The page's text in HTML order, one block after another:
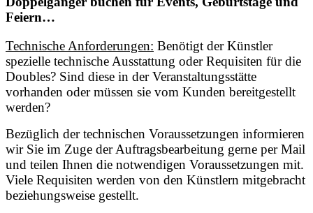
Feiern…
Technische Anforderungen: Benötigt der Künstler
spezielle technische Ausstattung oder Requisiten für die
Doubles? Sind diese in der Veranstaltungsstätte
vorhanden oder müssen sie vom Kunden bereitgestellt
werden?
Bezüglich der technischen Voraussetzungen informieren
wir Sie im Zuge der Auftragsbearbeitung gerne per Mail
und teilen Ihnen die notwendigen Voraussetzungen mit.
Viele Requisiten werden von den Künstlern mitgebracht
beziehungsweise gestellt.